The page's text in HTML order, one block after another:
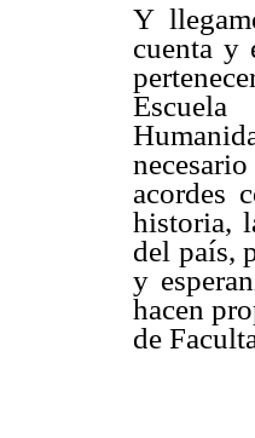
Y
cuenta y
acordes
historia,
del país,
y
hacen
de